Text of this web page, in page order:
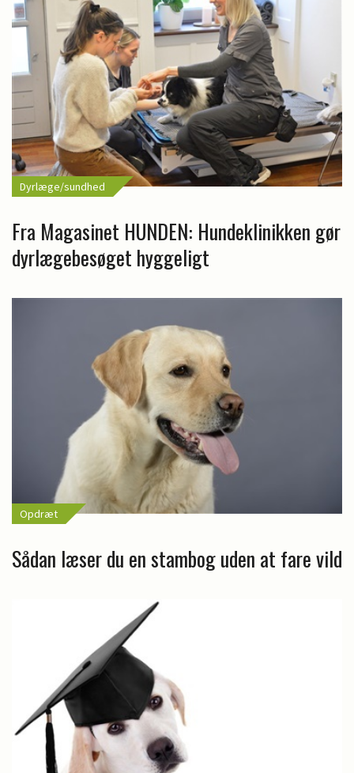
Dyrlæge/sundhed
Fra Magasinet HUNDEN: Hundeklinikken gør
dyrlægebesøget hyggeligt
Opdræt
Sådan læser du en stambog uden at fare vild